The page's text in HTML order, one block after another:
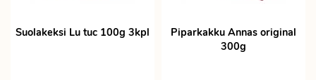
Suolakeksi Lu tuc 100g 3kpl
Piparkakku Annas original
300g